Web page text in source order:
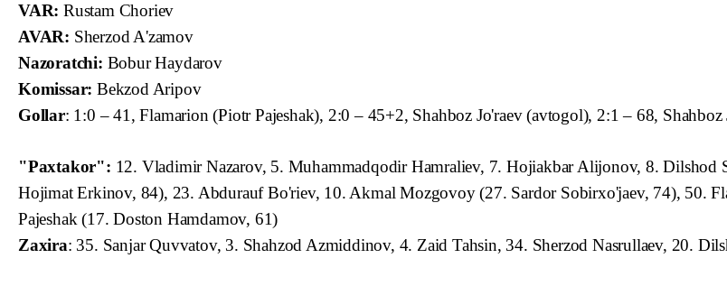
VAR: Rustam Choriev
AVAR: Sherzod A'zamov
Nazoratchi: Bobur Haydarov
Komissar: Bekzod Aripov
Gollar: 1:0 – 41, Flamarion (Piotr Pajeshak), 2:0 – 45+2, Shahboz Jo'raev (avtogol), 2:1 – 68, Shahboz
"Paxtakor": 12. Vladimir Nazarov, 5. Muhammadqodir Hamraliev, 7. Hojiakbar Alijonov, 8.
Hojimat Erkinov, 84), 23. Abdurauf Bo'riev, 10. Akmal Mozgovoy (27. Sardor Sobirxo'jaev, 74), 50.
Pajeshak (17. Doston Hamdamov, 61)
Zaxira: 35. Sanjar Quvvatov, 3. Shahzod Azmiddinov, 4. Zaid Tahsin, 34. Sherzod Nasrullaev, 20.